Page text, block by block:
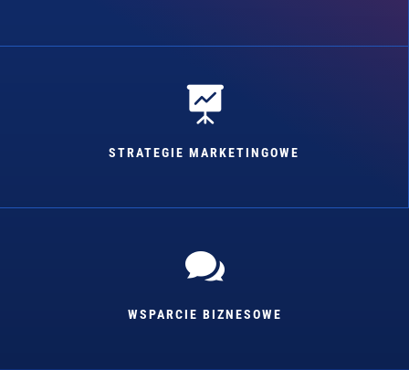

STRATEGIE MARKETINGOWE

WSPARCIE BIZNESOWE